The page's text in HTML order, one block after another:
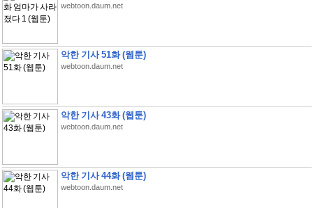
webtoon.daum.net
악한 기사 51화 (웹툰)
webtoon.daum.net
악한 기사 43화 (웹툰)
webtoon.daum.net
악한 기사 44화 (웹툰)
webtoon.daum.net